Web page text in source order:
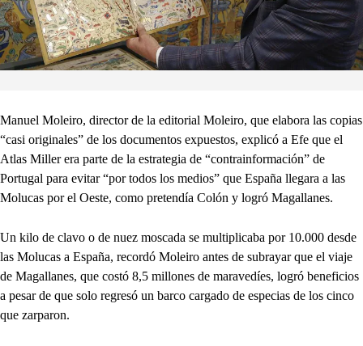
Manuel Moleiro, director de la editorial Moleiro, que elabora las copias
“casi originales” de los documentos expuestos, explicó a Efe que el
Atlas Miller era parte de la estrategia de “contrainformación” de
Portugal para evitar “por todos los medios” que España llegara a las
Molucas por el Oeste, como pretendía Colón y logró Magallanes.
Un kilo de clavo o de nuez moscada se multiplicaba por 10.000 desde
las Molucas a España, recordó Moleiro antes de subrayar que el viaje
de Magallanes, que costó 8,5 millones de maravedíes, logró beneficios
a pesar de que solo regresó un barco cargado de especias de los cinco
que zarparon.